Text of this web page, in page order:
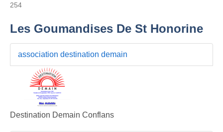
254
Les Goumandises De St Honorine
association destination demain
Destination Demain Conflans